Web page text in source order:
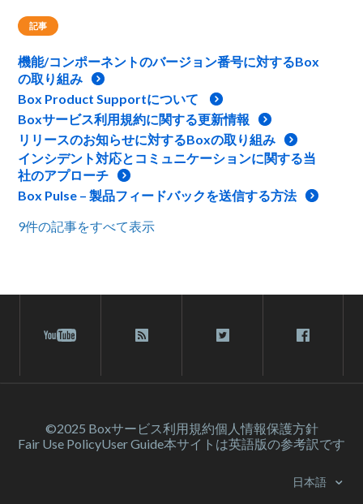
記事
機能/コンポーネントのバージョン番号に対するBox
の取り組み
Box Product Supportについて
Boxサービス利用規約に関する更新情報
リリースのお知らせに対するBoxの取り組み
インシデント対応とコミュニケーションに関する当
社のアプローチ
Box Pulse – 製品フィードバックを送信する方法
9件の記事をすべて表示
©2025 Boxサービス利⽤規約個人情報保護方針
Fair Use PolicyUser Guide本サイトは英語版の参考訳です
日本語